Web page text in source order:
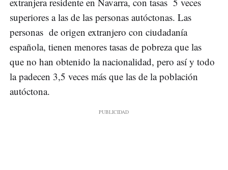
superiores a las de las personas autóctonas. Las
personas de origen extranjero con ciudadanía
española, tienen menores tasas de pobreza que las
que no han obtenido la nacionalidad, pero así y todo
la padecen 3,5 veces más que las de la población
autóctona.